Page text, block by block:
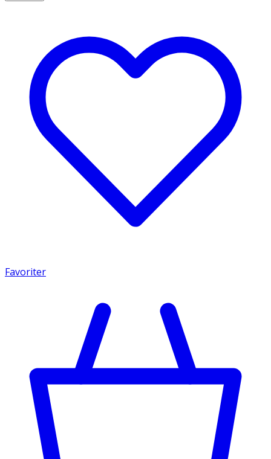
Favoriter